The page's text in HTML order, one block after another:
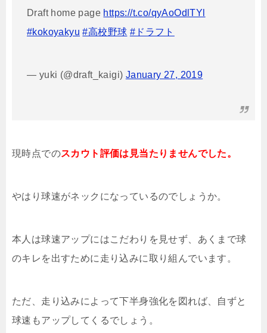
Draft home page https://t.co/qyAoOdlTYl
#kokoyakyu #高校野球 #ドラフト
— yuki (@draft_kaigi) January 27, 2019
現時点でのスカウト評価は見当たりませんでした。
やはり球速がネックになっているのでしょうか。
本人は球速アップにはこだわりを見せず、あくまで球
のキレを出すために走り込みに取り組んでいます。
ただ、走り込みによって下半身強化を図れば、自ずと
球速もアップしてくるでしょう。